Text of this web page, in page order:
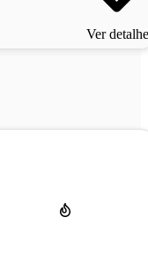
Ver